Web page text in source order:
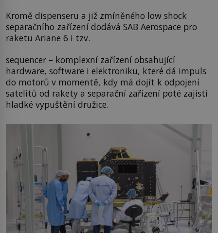
Kromě dispenseru a již zmíněného low shock
separačního zařízení dodává SAB Aerospace pro
raketu Ariane 6 i tzv.
sequencer – komplexní zařízení obsahující
hardware, software i elektroniku, které dá impuls
do motorů v momentě, kdy má dojít k odpojení
satelitů od rakety a separační zařízení poté zajistí
hladké vypuštění družice.